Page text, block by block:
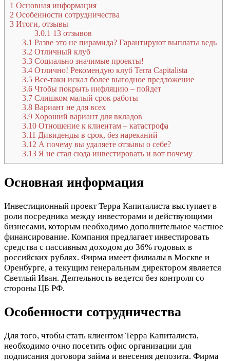
1 Основная информация
2 Особенности сотрудничества
3 Итоги, отзывы
3.0.1 13 отзывов
3.1 Разве это не пирамида? Гарантируют выплаты ведь
3.2 Отличный клуб
3.3 Социально значимые проекты!
3.4 Отлично! Рекомендую клуб Terra Capitalista
3.5 Все-таки искал более выгодное предложение
3.6 Чтобы покрыть инфляцию – пойдет
3.7 Слишком малый срок работы
3.8 Вариант не для всех
3.9 Хороший вариант для вкладов
3.10 Отношение к клиентам – катастрофа
3.11 Дивиденды в срок, без нареканий
3.12 А почему вы удаляете отзывы о себе?
3.13 Я не стал сюда инвестировать и вот почему
Основная информация
Инвестиционный проект Терра Капиталиста выступает в
роли посредника между инвесторами и действующими
бизнесами, которым необходимо дополнительное частное
финансирование. Компания предлагает инвестировать
средства с пассивным доходом до 36% годовых в
российских рублях. Фирма имеет филиалы в Москве и
Оренбурге, а текущим генеральным директором является
Светлый Иван. Деятельность ведется без контроля со
стороны ЦБ РФ.
Особенности сотрудничества
Для того, чтобы стать клиентом Терра Капиталиста,
необходимо очно посетить офис организации для
подписания договора займа и внесения депозита. Фирма